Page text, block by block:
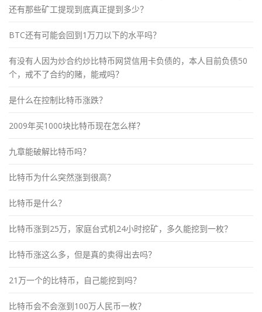
还有那些矿工提现到底真正提到多少？
BTC还有可能会回到1万刀以下的水平吗？
有没有人因为炒合约炒比特币网贷信用卡负债的，本人目前负债50
个，戒不了合约的赌，能戒吗？
是什么在控制比特币涨跌？
2009年买1000块比特币现在怎么样？
九章能破解比特币吗？
比特币为什么突然涨到很高？
比特币是什么？
比特币涨到25万，家庭台式机24小时挖矿，多久能挖到一枚？
比特币涨这么多，但是真的卖得出去吗？
21万一个的比特币，自己能挖到吗？
比特币会不会涨到100万人民币一枚？